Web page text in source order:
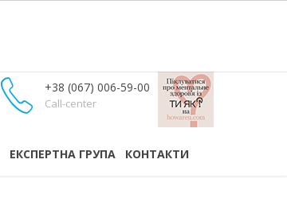
+38 (067) 006-59-00
Call-center
ЕКСПЕРТНА ГРУПА КОНТАКТИ